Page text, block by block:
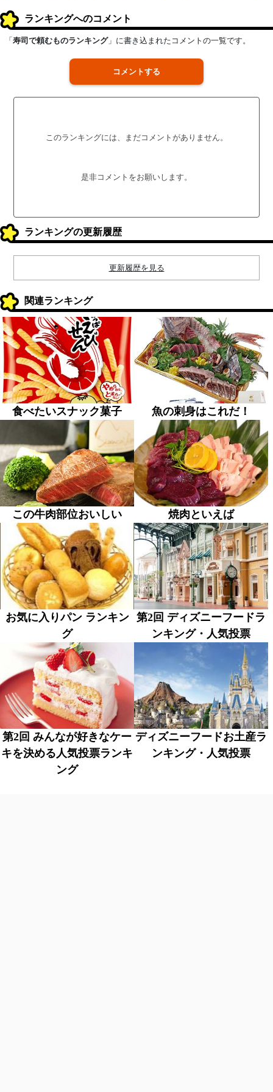
ランキングへのコメント
「 寿司で頼むものランキング」に書き込まれたコメントの一覧です。
コメントする
このランキングには、まだコメントがありません。
是非コメントをお願いします。
ランキングの更新履歴
更新履歴を見る
関連ランキング
食べたいスナック菓子 魚の刺身はこれだ！
この牛肉部位おいしい 焼肉といえば
お気に入りパン ランキン
グ
第2回 ディズニーフードラ
ンキング・人気投票
第2回 みんなが好きなケー
キを決める人気投票ランキ
ング
ディズニーフードお土産ラ
ンキング・人気投票